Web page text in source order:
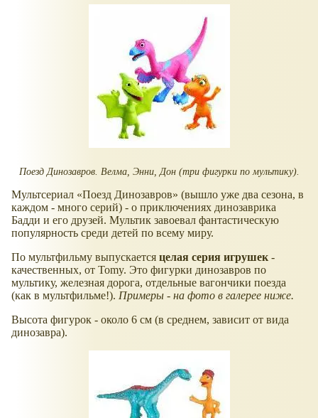
Поезд Динозавров. Велма, Энни, Дон (три фигурки по мультику).
Мультсериал Поезд Динозавров
(вышло уже два сезона, в
каждом - много серий) - о приключениях динозаврика
Бадди и его друзей. Мультик завоевал фантастическую
популярность среди детей по всему миру.
По мультфильму выпускается целая серия игрушек -
качественных, от Tomy. Это фигурки динозавров по
мультику, железная дорога, отдельные вагончики поезда
(как в мультфильме!). Примеры - на фото в галерее ниже.
Высота фигурок - около 6 см (в среднем, зависит от вида
динозавра).